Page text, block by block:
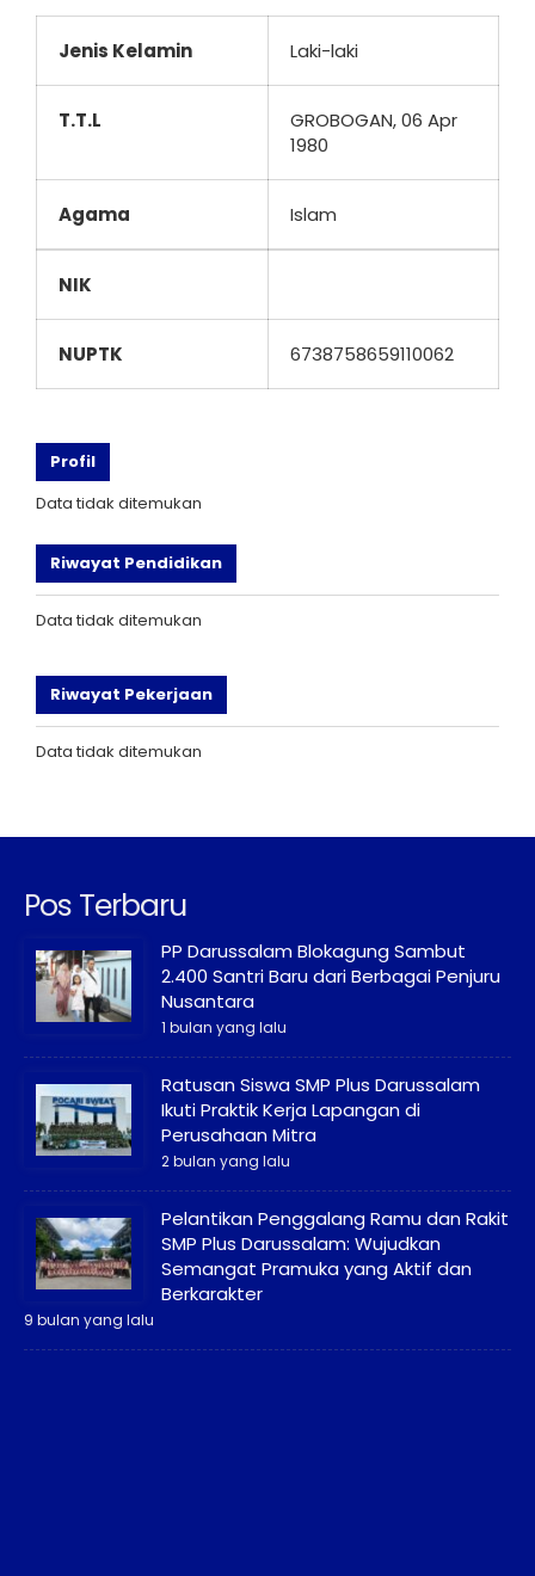
Jenis Kelamin Laki-laki
T.T.L
GROBOGAN, 06 Apr
1980
Agama Islam
NIK
NUPTK 6738758659110062
Profil
Data tidak ditemukan
Riwayat Pendidikan
Data tidak ditemukan
Riwayat Pekerjaan
Data tidak ditemukan
Pos Terbaru
PP Darussalam Blokagung Sambut
2.400 Santri Baru dari Berbagai Penjuru
Nusantara
1 bulan yang lalu
Ratusan Siswa SMP Plus Darussalam
Ikuti Praktik Kerja Lapangan di
Perusahaan Mitra
2 bulan yang lalu
Pelantikan Penggalang Ramu dan Rakit
SMP Plus Darussalam: Wujudkan
Semangat Pramuka yang Aktif dan
Berkarakter
9 bulan yang lalu